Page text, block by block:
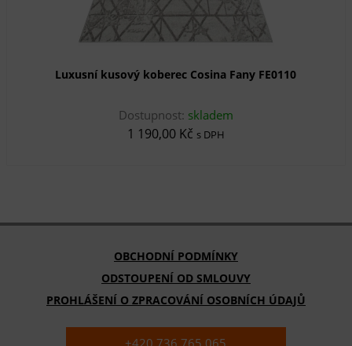
Luxusní kusový koberec Cosina Fany FE0110
Dostupnost: skladem
1 190,00 Kč s DPH
OBCHODNÍ PODMÍNKY
ODSTOUPENÍ OD SMLOUVY
PROHLÁŠENÍ O ZPRACOVÁNÍ OSOBNÍCH ÚDAJŮ